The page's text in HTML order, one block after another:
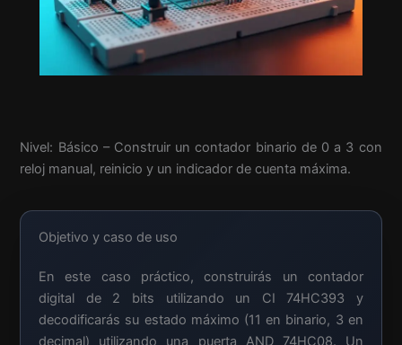
Nivel: Básico – Construir un contador binario de 0 a 3 con
reloj manual, reinicio y un indicador de cuenta máxima.
Objetivo y caso de uso
En este caso práctico, construirás un contador
digital de 2 bits utilizando un CI 74HC393 y
decodificarás su estado máximo (11 en binario, 3 en
decimal) utilizando una puerta AND 74HC08. Un